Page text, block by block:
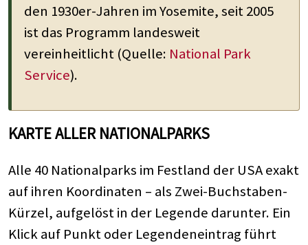
den 1930er-Jahren im Yosemite, seit 2005
ist das Programm landesweit
vereinheitlicht (Quelle: National Park
Service).
KARTE ALLER NATIONALPARKS
Alle 40 Nationalparks im Festland der USA exakt
auf ihren Koordinaten – als Zwei-Buchstaben-
Kürzel, aufgelöst in der Legende darunter. Ein
Klick auf Punkt oder Legendeneintrag führt